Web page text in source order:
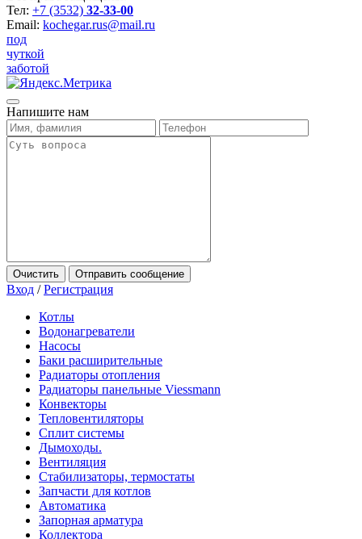
Тел: +7 (3532) 32-33-00
Email: kochegar.rus@mail.ru
под
чуткой
заботой
Напишите нам
Очистить Отправить сообщение
Вход / Регистрация
Котлы
Водонагреватели
Насосы
Баки расширительные
Радиаторы отопления
Радиаторы панельные Viessmann
Конвекторы
Тепловентиляторы
Сплит системы
Дымоходы.
Вентиляция
Стабилизаторы, термостаты
Запчасти для котлов
Автоматика
Запорная арматура
Коллектора